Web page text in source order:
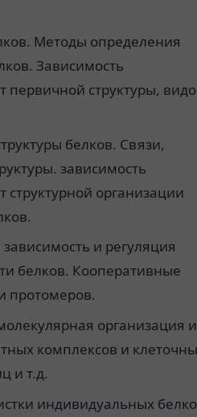
Методы определения
Зависимость
первичной структуры,
белков. Связи,
зависимость
структурной организации
и регуляция
белков. Кооперативные
протомеров.
организация и
комплексов и
и т.д.
индивидуальных